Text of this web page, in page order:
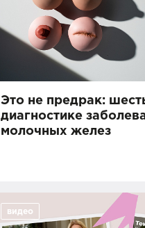
Это не предрак:
диагностике
молочных желез
видео